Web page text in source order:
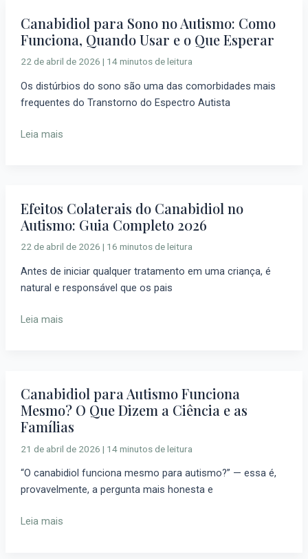
Comunicação
Canabidiol para Sono no Autismo: Como
Funciona, Quando Usar e o Que Esperar
22 de abril de 2026 | 14 minutos de leitura
Os distúrbios do sono são uma das comorbidades mais
frequentes do Transtorno do Espectro Autista
Canabidiol
para
Sono
Autismo:
Como
Quando
Que
Esperar
Leia mais
Efeitos Colaterais do Canabidiol no
Autismo: Guia Completo 2026
22 de abril de 2026 | 16 minutos de leitura
Antes de iniciar qualquer tratamento em uma criança, é
natural e responsável que os pais
Efeitos
Colaterais
do
no
Autismo:
Completo
Leia mais
Canabidiol para Autismo Funciona
Mesmo? O Que Dizem a Ciência e as
Famílias
21 de abril de 2026 | 14 minutos de leitura
“O canabidiol funciona mesmo para autismo?” — essa é,
provavelmente, a pergunta mais honesta e
Canabidiol
para
Autismo
Funciona
O
Que
a
Leia mais